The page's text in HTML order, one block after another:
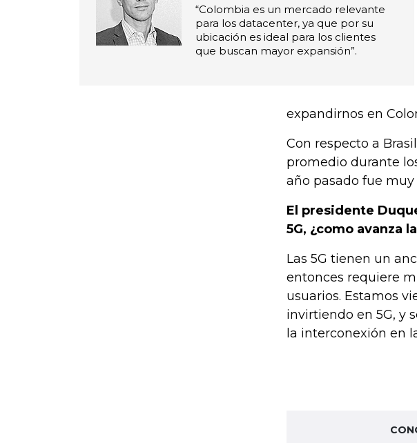
“Colombia es un mercado relevante
para los datacenter, ya que por su
ubicación es ideal para los clientes
que buscan mayor expansión”.
expandirnos en
Con respecto a
promedio durante
año pasado fue
El presidente
5G, ¿como avanza
Las 5G tienen un
entonces requiere
usuarios. Estamos
invirtiendo en 5G, y
la interconexión en